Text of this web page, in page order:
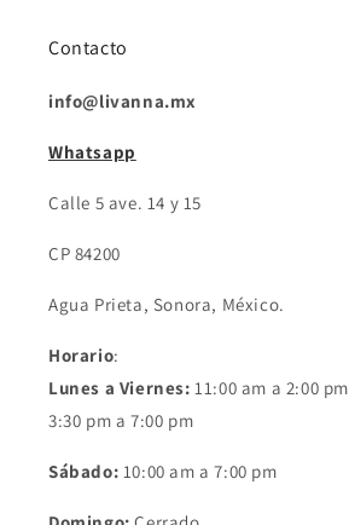
Contacto
info@livanna.mx
Whatsapp
Calle 5 ave. 14 y 15
CP 84200
Agua Prieta, Sonora, México.
Horario:
Lunes a Viernes: 11:00 am a 2:00 pm
3:30 pm a 7:00 pm
Sábado: 10:00 am a 7:00 pm